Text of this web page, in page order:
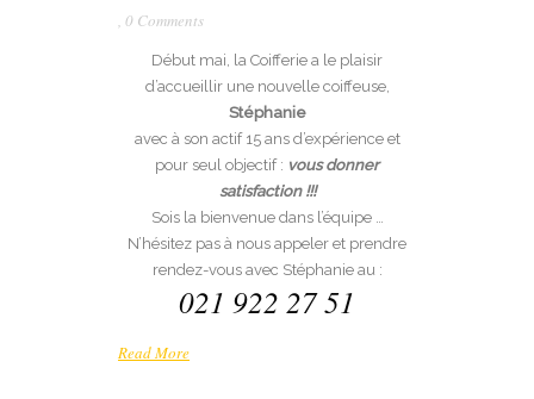
, 0 Comments
Début mai, la Coifferie a le plaisir
d’accueillir une nouvelle coiffeuse,
Stéphanie
avec à son actif 15 ans d’expérience et
pour seul objectif : vous donner
satisfaction !!!
Sois la bienvenue dans l’équipe …
N’hésitez pas à nous appeler et prendre
rendez-vous avec Stéphanie au :
021 922 27 51
Read More